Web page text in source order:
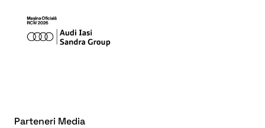
Parteneri Media